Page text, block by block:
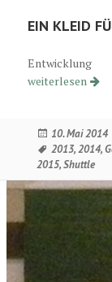
EIN KLEID
Entwicklung
Ein Kleid für den
weiterlesen
Veröffentlicht
am
10. Mai 2014
Schlagwörter
2013,2014,
2015,Shuttle